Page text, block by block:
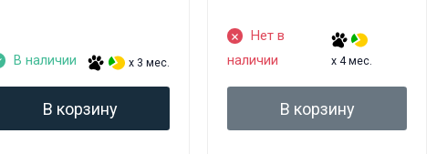
В наличии x 3 мес.
В корзину
Нет в
наличии
x 4 мес.
В корзину